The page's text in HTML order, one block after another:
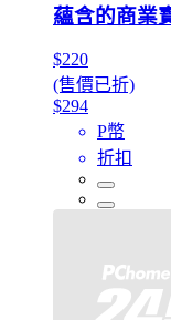
蘊含的商業
$220
(售價已折)
$294
P幣
折扣